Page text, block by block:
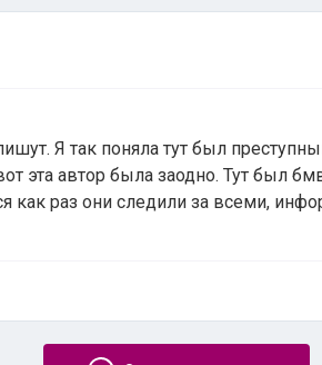
Я так поняла тут был
эта автор была заодно. Тут был
как раз они следили за всеми,